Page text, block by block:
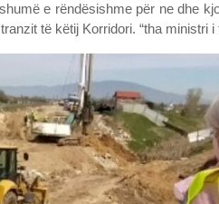
e rëndësishme për ne dhe
të këtij Korridori. “tha ministri